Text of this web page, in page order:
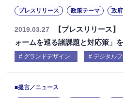
プレスリリース 政策テーマ 政
2019.03.27
【プレスリリース
ォームを巡る諸課題と対応策」
グランドデザイン デジタル
■提言／ニュース